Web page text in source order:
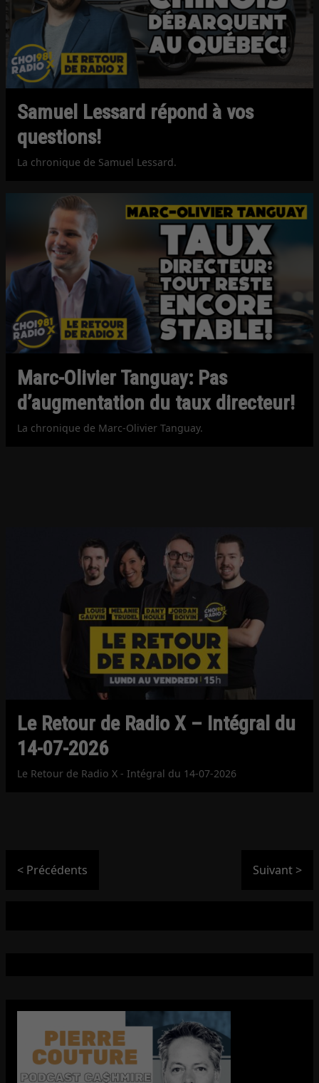
Samuel Lessard répond à vos
questions!
La chronique de Samuel Lessard.
Marc-Olivier Tanguay: Pas
d’augmentation du taux directeur!
La chronique de Marc-Olivier Tanguay.
Le Retour de Radio X – Intégral du
14-07-2026
Le Retour de Radio X - Intégral du 14-07-2026
< Précédents Suivant >